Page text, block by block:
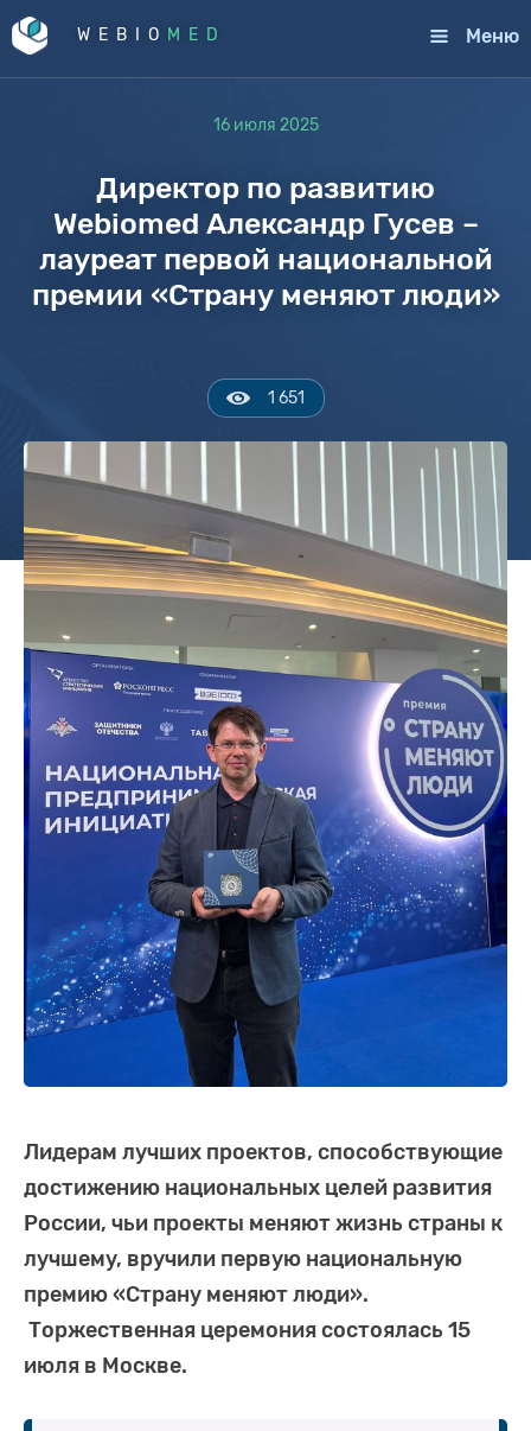
WEBIO MED Меню
16 июля 2025
Директор по развитию
Webiomed Александр Гусев –
лауреат первой национальной
премии «Страну меняют люди»
1 651
Лидерам лучших проектов, способствующие
достижению национальных целей развития
России, чьи проекты меняют жизнь страны к
лучшему, вручили первую национальную
премию «Страну меняют люди».
Торжественная церемония состоялась 15
июля в Москве.